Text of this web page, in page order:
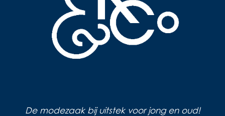
De modezaak bij uitstek voor jong en oud!